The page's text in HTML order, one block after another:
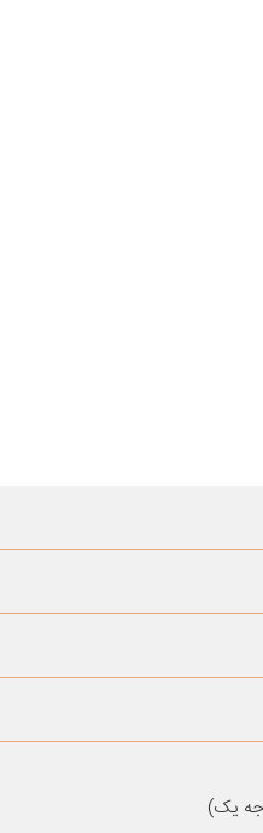
یک)